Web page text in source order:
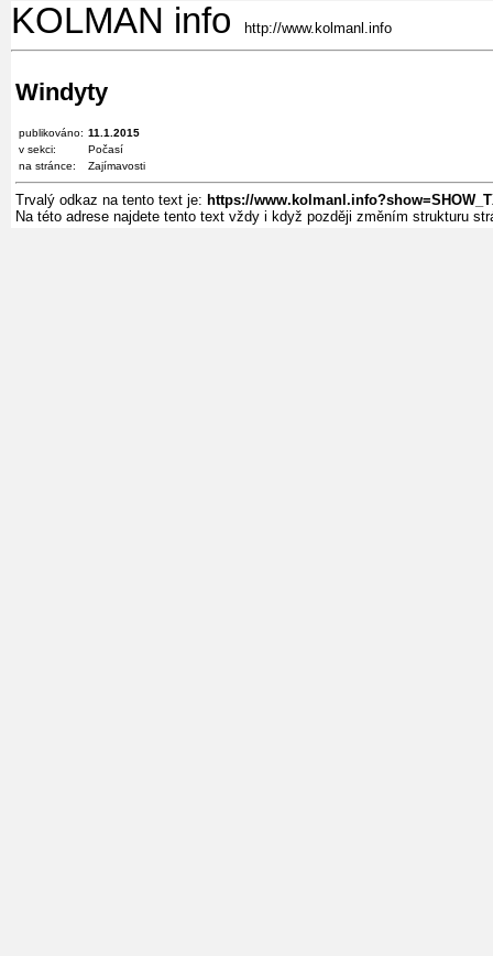
KOLMAN info http://www.kolmanl.info
Windyty
publikováno: 11.1.2015
v sekci:
Počasí
na stránce:
Zajímavosti
Trvalý odkaz na tento text je: https://
Na této adrese najdete tento text vždy i když později změním strukturu